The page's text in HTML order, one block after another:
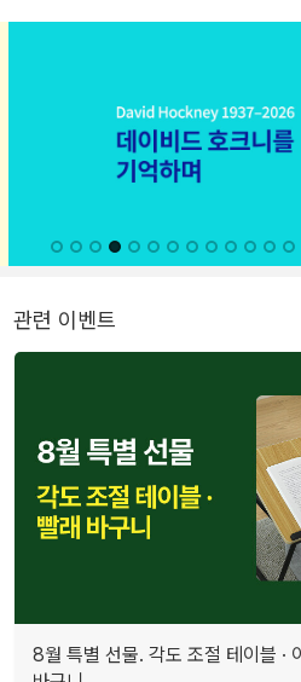
관련 이벤트
8월 특별 선물. 각도 조절 테이블 ·